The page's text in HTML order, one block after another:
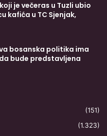
je večeras u Tuzli ubio
kafića u TC Sjenjak,
bosanska politika ima
bude predstavljena
(151)
(1.323)